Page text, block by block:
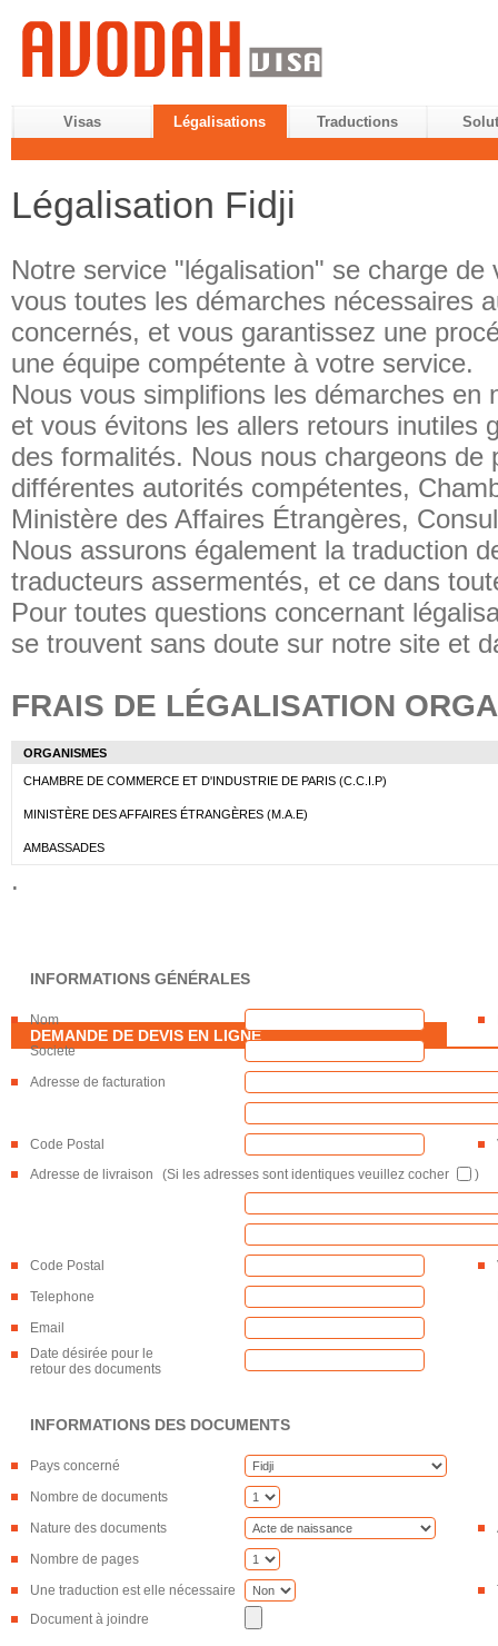
Visas Légalisations Traductions
Légalisation Fidji
Notre service "légalisation" se charge
vous toutes les démarches nécessaires
concernés, et vous garantissez une
une équipe compétente à votre service.
Nous vous simplifions les démarches en
et vous évitons les allers retours inutiles
des formalités. Nous nous chargeons
différentes autorités compétentes,
Ministère des Affaires Étrangères,
Nous assurons également la traduction
traducteurs assermentés, et ce dans
Pour toutes questions concernant
se trouvent sans doute sur notre site et
FRAIS DE LÉGALISATION
ORGANISMES
CHAMBRE DE COMMERCE ET D'INDUSTRIE DE PARIS (C.C.I.P)
MINISTÈRE DES AFFAIRES ÉTRANGÈRES (M.A.E)
AMBASSADES
.
DEMANDE DE DEVIS EN LIGNE
INFORMATIONS GÉNÉRALES
Nom
Societe
Adresse de facturation
Code Postal
Adresse de livraison
(Si les adresses sont identiques veuillez cocher )
Code Postal
Telephone
Email
Date désirée pour le
retour des documents
INFORMATIONS DES DOCUMENTS
Pays concerné
Nombre de documents
Nature des documents
Nombre de pages
Une traduction est elle nécessaire
Document à joindre